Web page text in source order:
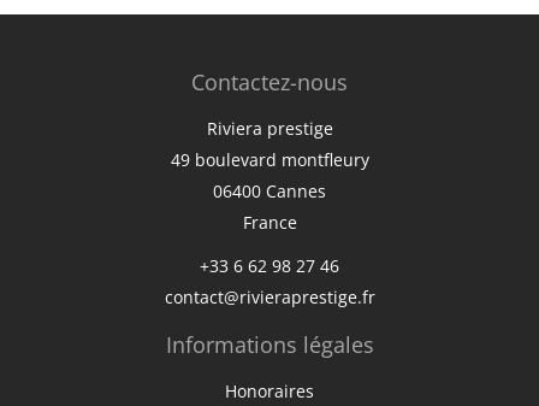
Contactez-nous
Riviera prestige
49 boulevard montfleury
06400 Cannes
France
+33 6 62 98 27 46
contact@rivieraprestige.fr
Informations légales
Honoraires